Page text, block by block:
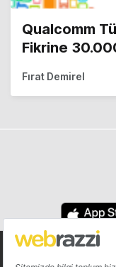
Qualcomm
Fikrine
Fırat Demirel